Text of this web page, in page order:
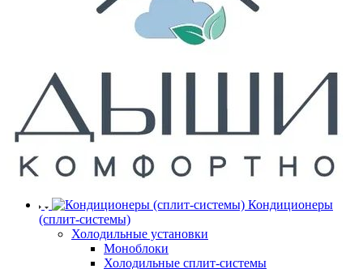
Кондиционеры
(сплит-системы)
Холодильные установки
Моноблоки
Холодильные сплит-системы